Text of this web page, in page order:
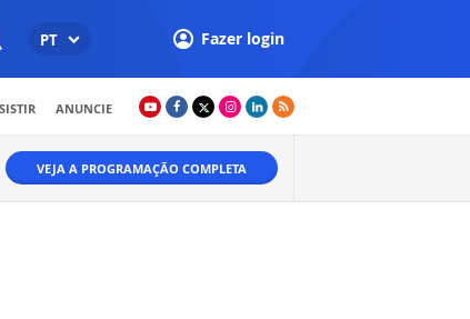
PT Fazer login
ANUNCIE
VEJA A PROGRAMAÇÃO COMPLETA